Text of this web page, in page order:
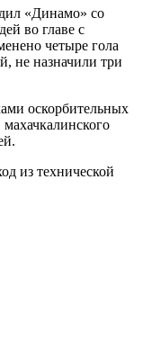
«Динамо» со
во главе с
четыре гола
не назначили три
оскорбительных
из технической